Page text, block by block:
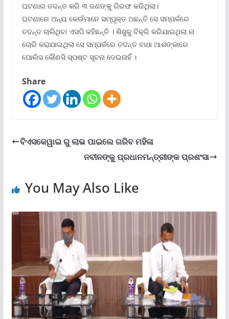
ଘଟଣାର ତଦନ୍ତ କରି ୩ ଜଣଙ୍କୁ ଗିରଫ କରିଥିଲା।
ଘଟଣାରେ ଅନ୍ୟ କେଉଁମାନେ ସମ୍ପୃକ୍ତ ଅଛନ୍ତି ସେ ସମ୍ପର୍କରେ
ତଦନ୍ତ ଚାଲିଥିବା ଏସପି କହିଛନ୍ତି । ଶିଶୁକୁ ବିକ୍ରି କରିଯାଇଥିଲା ନା
ଚୋରି କରାଯାଇଥିଲା ସେ ସମ୍ପର୍କରେ ତଦନ୍ତ ବାଧା ଆଶଙ୍କାରେ
ପୋଲିସ କୌଣସି ସ୍ପଷ୍ଟ ସୂଚନା ଦେଇନାହିଁ ।
Share
ବିଏସକେୱାଇ ରୁ ଲାଭ ପାଇଲେ ଗରିବ ମହିଳା
ନବୀନଙ୍କୁ ପ୍ରଧାନମନ୍ତ୍ରୀଙ୍କ ପ୍ରଶଂସା
You May Also Like